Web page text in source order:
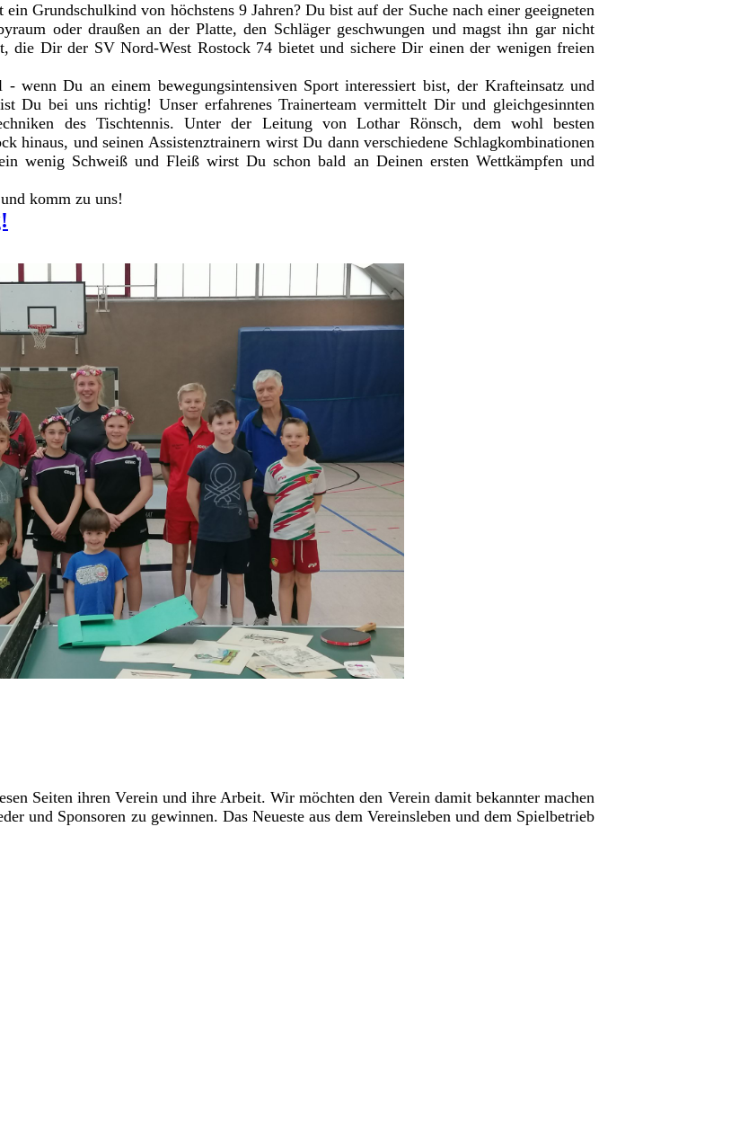
Grundschulkind von höchstens 9 Jahren? Du bist auf der Suche nach einer geeigneten
oder draußen an der Platte, den Schläger geschwungen und magst ihn gar nicht
die Dir der SV Nord-West Rostock 74 bietet und sichere Dir einen der wenigen freien
Du an einem bewegungsintensiven Sport interessiert bist, der Krafteinsatz und
Du bei uns richtig! Unser erfahrenes Trainerteam vermittelt Dir und gleichgesinnten
des Tischtennis. Unter der Leitung von Lothar Rönsch, dem wohl besten
hinaus, und seinen Assistenztrainern wirst Du dann verschiedene Schlagkombinationen
wenig Schweiß und Fleiß wirst Du schon bald an Deinen ersten Wettkämpfen und
komm zu uns!
Seiten ihren Verein und ihre Arbeit. Wir möchten den Verein damit bekannter machen
und Sponsoren zu gewinnen. Das Neueste aus dem Vereinsleben und dem Spielbetrieb